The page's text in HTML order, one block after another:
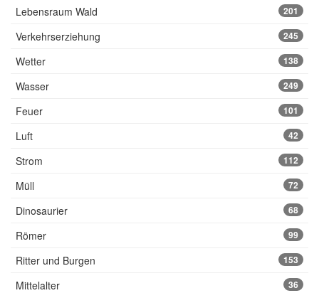
Lebensraum Wald 201
Verkehrserziehung 245
Wetter 138
Wasser 249
Feuer 101
Luft 42
Strom 112
Müll 72
Dinosaurier 68
Römer 99
Ritter und Burgen 153
Mittelalter 36